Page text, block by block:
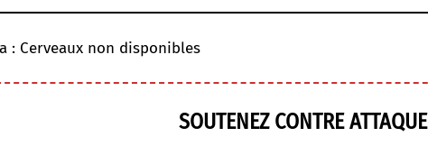
: Cerveaux non disponibles
SOUTENEZ CONTRE ATTAQUE